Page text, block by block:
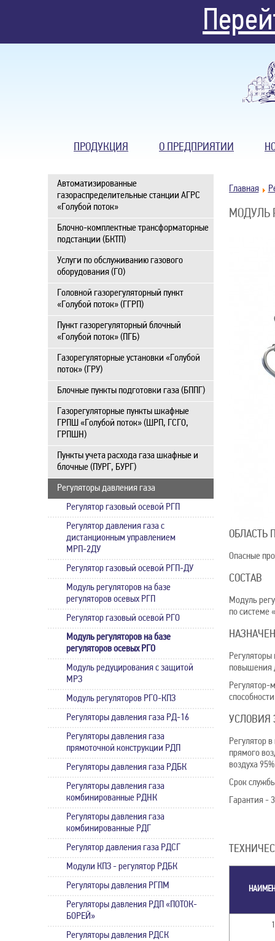
ПРОДУКЦИЯ О ПРЕДПРИЯТИИ
Автоматизированные
газораспределительные станции АГРС
«Голубой поток»
Блочно-комплектные трансформаторные
подстанции (БКТП)
Услуги по обслуживанию газового
оборудования (ГО)
Головной газорегуляторный пункт
«Голубой поток» (ГГРП)
Пункт газорегуляторный блочный
«Голубой поток» (ПГБ)
Газорегуляторные установки «Голубой
поток» (ГРУ)
Блочные пункты подготовки газа (БППГ)
Газорегуляторные пункты шкафные
ГРПШ «Голубой поток» (ШРП, ГСГО,
ГРПШН)
Пункты учета расхода газа шкафные и
блочные (ПУРГ, БУРГ)
Регуляторы давления газа
Регулятор газовый осевой РГП
Регулятор давления газа с
дистанционным управлением
МРП-2ДУ
Регулятор газовый осевой РГП-ДУ
Модуль регуляторов на базе
регуляторов осевых РГП
Регулятор газовый осевой РГО
Модуль регуляторов на базе
регуляторов осевых РГО
Модуль редуцирования с защитой
МРЗ
Модуль регуляторов РГО-КПЗ
Регуляторы давления газа РД-16
Регуляторы давления газа
прямоточной конструкции РДП
Регуляторы давления газа РДБК
Регуляторы давления газа
комбинированные РДНК
Регуляторы давления газа
комбинированные РДГ
Регулятор давления газа РДСГ
Модули КПЗ - регулятор РДБК
Регуляторы давления РГПМ
Регуляторы давления РДП «ПОТОК-
БОРЕЙ»
Регуляторы давления РДСК
Главная
МОДУЛЬ
ОБЛАСТЬ
Опасные
СОСТАВ
Модуль
по системе
повышения
Регулятор-
УСЛОВИЯ
Регулятор
прямого
воздуха
Срок
Гарантия -